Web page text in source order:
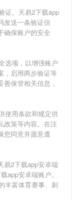
。 天易2下载app
发送一条验证信
确保账户的安全
选项，以增强账户
，启用两步验证等
保管相关信息，
使用条款和规定供
政策等内容。在注
您同意并愿意遵
易2下载app安卓端
app安卓端账户。
丰富体育赛事、刺